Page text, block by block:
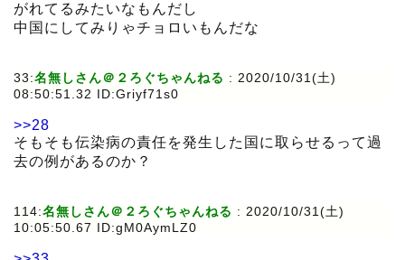
がれてるみたいなもんだし
中国にしてみりゃチョロいもんだな
33:名無しさん＠２ろぐちゃんねる : 2020/10/31(土)
08:50:51.32 ID:Griyf71s0
>>28
そもそも伝染病の責任を発生した国に取らせるって過
去の例があるのか？
114:名無しさん＠２ろぐちゃんねる : 2020/10/31(土)
10:05:50.67 ID:gM0AymLZ0